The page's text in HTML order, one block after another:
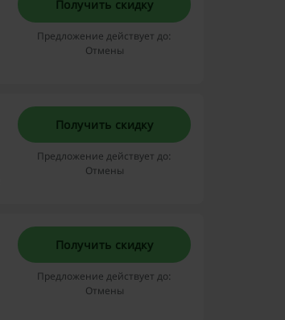
Получить скидку
Предложение действует до:
Отмены
Получить скидку
Предложение действует до:
Отмены
Получить скидку
Предложение действует до:
Отмены